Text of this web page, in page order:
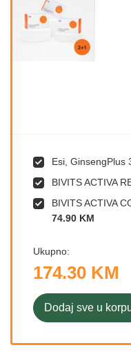
Esi, GinsengPlus
BIVITS ACTIVA
BIVITS ACTIVA
74.90 KM
Ukupno:
174.30 KM
Dodaj sve u